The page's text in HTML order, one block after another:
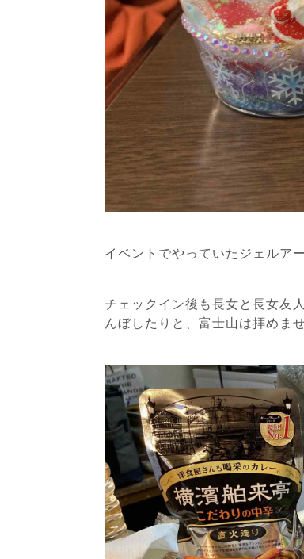
イベントでやっていたジェルア
チェックイン後も長女と長女友
んぼしたりと、富士山は拝めま